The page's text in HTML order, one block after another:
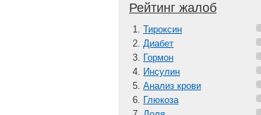
Рейтинг жалоб
Тироксин
Диабет
Гормон
Инсулин
Анализ крови
Глюкоза